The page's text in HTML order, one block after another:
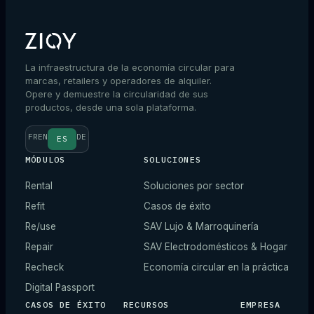
La infraestructura de la economía circular para
marcas, retailers y operadores de alquiler.
Opere y demuestre la circularidad de sus
productos, desde una sola plataforma.
FREN ES DE
MÓDULOS
Rental
Refit
Re/use
Repair
Recheck
Digital Passport
SOLUCIONES
Soluciones por sector
Casos de éxito
SAV Lujo & Marroquinería
SAV Electrodomésticos & Hogar
Economía circular en la práctica
CASOS DE ÉXITO RECURSOS EMPRESA